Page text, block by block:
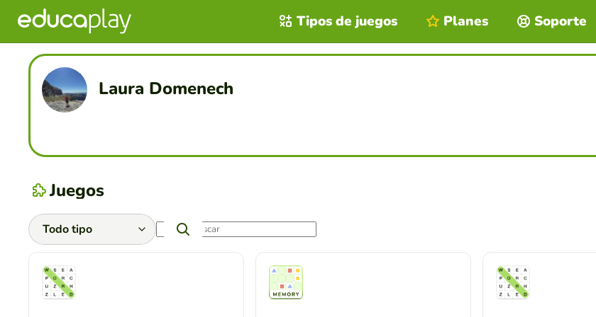
Tipos de juegos Planes Soporte
Laura Domenech
Juegos